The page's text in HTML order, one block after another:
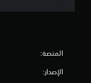
المنصة:
الإصدار: